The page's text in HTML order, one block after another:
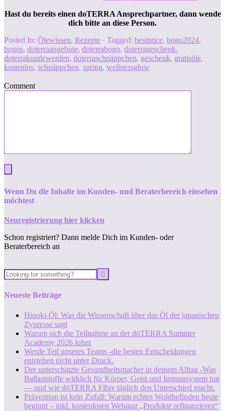
Hast du bereits einen doTERRA Ansprechpartner, dann wende
dich bitte an diese Person.
Posted In: Ölewissen, Rezepte · Tagged: bestprice, bogo2024,
bogos, doterraangebote, doterrabogo, doterrageschenk,
doterrakundewerden, doterraschnäppchen, geschenk, gratisöle,
kostenlos, schnäppchen, spring, wellnessglow
Comment
Wenn Du die Inhalte im Kunden- und Beraterbereich einsehen
möchtest
Neuregistrierung hier klicken
Schon registriert? Dann melde Dich im Kunden- oder
Beraterbereich an
Neueste Beiträge
Hinoki-Öl: Was die Wissenschaft über das Öl der japanischen
Zypresse sagt
Warum sich die Teilnahme an der dōTERRA Summer
Academy 2026 lohnt
Werde Teil unseres Teams -die besten Entscheidungen
entstehen nicht unter Druck.
Der unterschätzte Gesundheitsmacher in deinem Alltag -Was
Ballaststoffe wirklich für Körper, Geist und Immunsystem tun
— und wie dōTERRA Fibre täglich den Unterschied macht.
Prävention ist kein Zufall: Warum echtes Wohlbefinden heute
beginnt – inkl. kostenlosen Webinar „Produkte refinanzieren“